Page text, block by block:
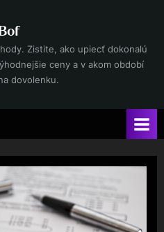
Zistite, ako upiecť dokonalú
ceny a v akom období
dovolenku.